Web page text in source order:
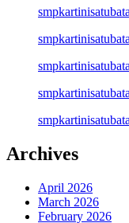
Archives
April 2026
March 2026
February 2026